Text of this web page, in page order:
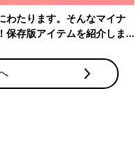
っているか知っていない
えて、心の準備をしてお
かの検査をするので、ぬ
。（文／たまごクラブ編
先生
わたります。そんなマイナ
保存版アイテムを紹介しま